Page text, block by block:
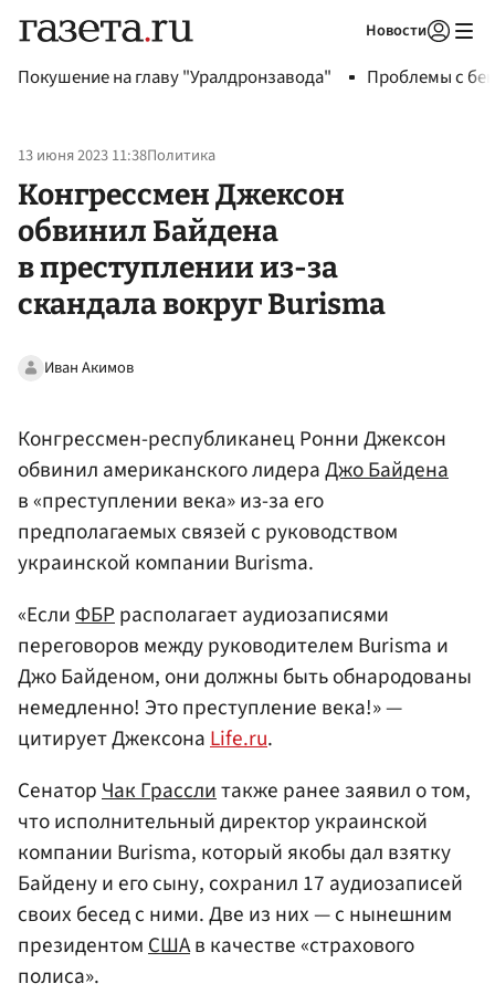
Новости
Покушение на главу "Уралдронзавода" Проблемы с
13 июня 2023 11:38Политика
Конгрессмен Джексон
обвинил Байдена
в преступлении из-за
скандала вокруг Burisma
Иван Акимов
Конгрессмен-республиканец Ронни Джексон
обвинил американского лидераДжо Байдена
в «преступлении века» из-за его
предполагаемых связей с руководством
украинской компании Burisma.
«ЕслиФБРрасполагает аудиозаписями
переговоров между руководителем Burisma и
Джо Байденом, они должны быть обнародованы
немедленно! Это преступление века!» —
цитирует ДжексонаLife.ru.
СенаторЧак Грасслитакже ранее заявил о том,
что исполнительный директор украинской
компании Burisma, который якобы дал взятку
Байдену и его сыну, сохранил 17 аудиозаписей
своих бесед с ними. Две из них — с нынешним
президентомСШАв качестве «страхового
полиса».